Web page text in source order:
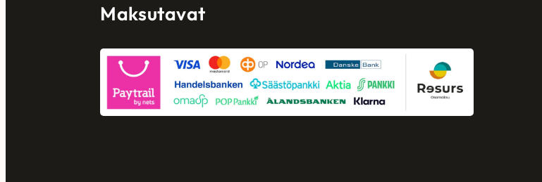
Maksutavat